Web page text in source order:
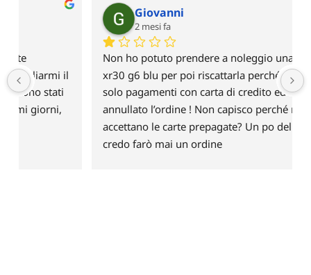
Giovanni
2 mesi fa
Non ho potuto prendere a noleggio una Radion
xr30 g6 blu per poi riscattarla perché si accettava
solo pagamenti con carta di credito ed ho
annullato l’ordine ! Non capisco perché non si
accettano le carte prepagate? Un po deluso e non
credo farò mai un ordine